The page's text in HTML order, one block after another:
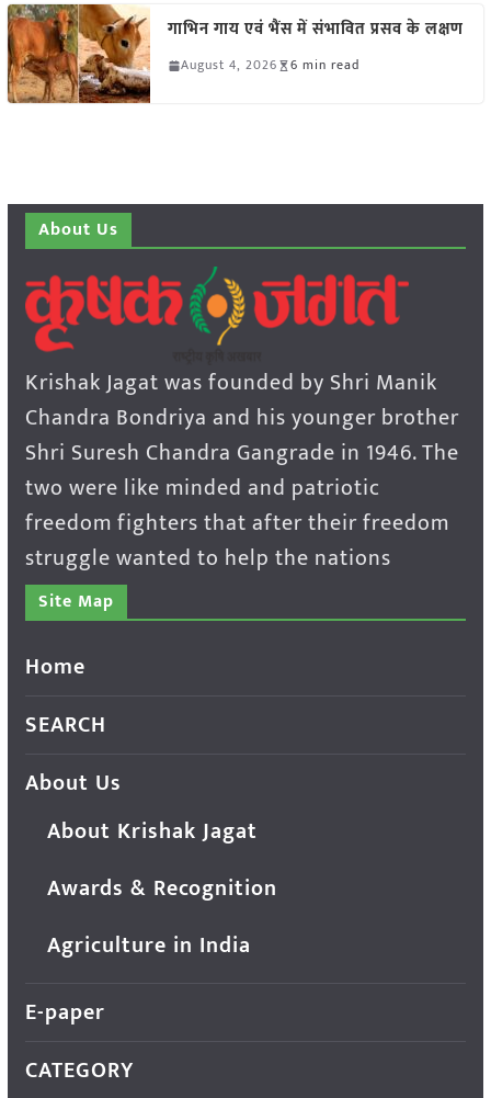
गाभिन गाय एवं भैंस में संभावित प्रसव के लक्षण
August 4, 2026 6 min read
About Us
Krishak Jagat was founded by Shri Manik
Chandra Bondriya and his younger brother
Shri Suresh Chandra Gangrade in 1946. The
two were like minded and patriotic
freedom fighters that after their freedom
struggle wanted to help the nations
Site Map
Home
SEARCH
About Us
About Krishak Jagat
Awards & Recognition
Agriculture in India
E-paper
CATEGORY